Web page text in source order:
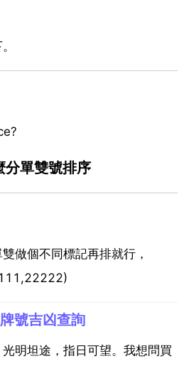
單雙號排序
做個不同標記再排就行，
號吉凶查詢
明坦途，指日可望。我想問買